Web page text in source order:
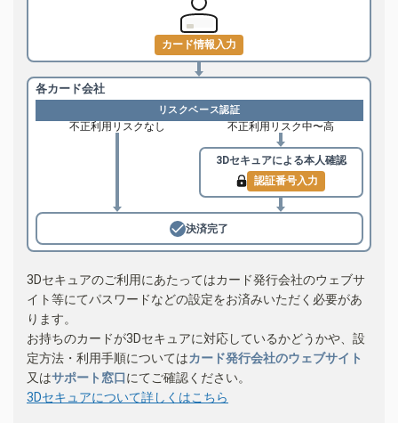
カード情報入力
各カード会社
リスクベース認証
不正利用リスクなし 不正利用リスク中〜高
3Dセキュアによる本人確認
認証番号入力
決済完了
3Dセキュアのご利用にあたってはカード発行会社のウェブサ
イト等にてパスワードなどの設定をお済みいただく必要があ
ります。
お持ちのカードが3Dセキュアに対応しているかどうかや、設
定方法・利用手順についてはカード発行会社のウェブサイト
又はサポート窓口にてご確認ください。
3Dセキュアについて詳しくはこちら